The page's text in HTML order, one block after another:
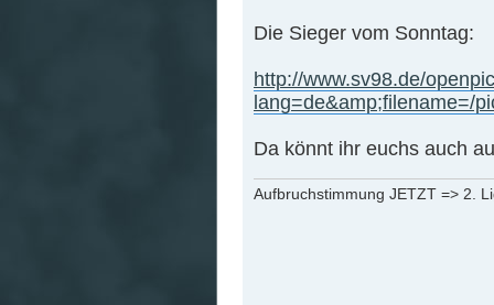
Die Sieger vom Sonntag:
http://www.sv98.de/
lang=de&amp;filename=/
Da könnt ihr euchs auch
Aufbruchstimmung JETZT => 2.